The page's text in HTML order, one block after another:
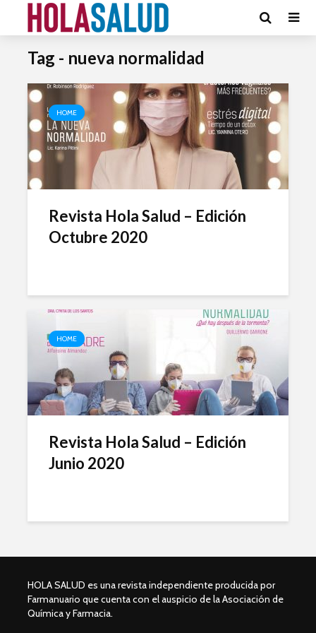
Tag - nueva normalidad
HOME
Revista Hola Salud – Edición
Octubre 2020
HOME
Revista Hola Salud – Edición
Junio 2020
HOLA SALUD es una revista independiente producida por
Farmanuario que cuenta con el auspicio de la Asociación de
Química y Farmacia.